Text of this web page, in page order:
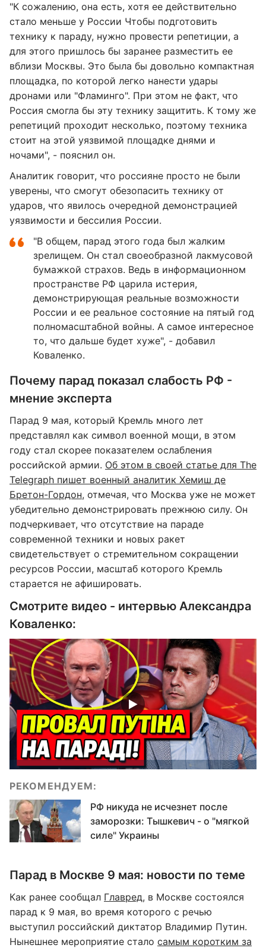
"К сожалению, она есть, хотя ее действительно
стало меньше у России Чтобы подготовить
технику к параду, нужно провести репетиции, а
для этого пришлось бы заранее разместить ее
вблизи Москвы. Это была бы довольно компактная
площадка, по которой легко нанести удары
дронами или "Фламинго". При этом не факт, что
Россия смогла бы эту технику защитить. К тому же
репетиций проходит несколько, поэтому техника
стоит на этой уязвимой площадке днями и
ночами", - пояснил он.
Аналитик говорит, что россияне просто не были
уверены, что смогут обезопасить технику от
ударов, что явилось очередной демонстрацией
уязвимости и бессилия России.
"В общем, парад этого года был жалким
зрелищем. Он стал своеобразной лакмусовой
бумажкой страхов. Ведь в информационном
пространстве РФ царила истерия,
демонстрирующая реальные возможности
России и ее реальное состояние на пятый год
полномасштабной войны. А самое интересное
то, что дальше будет хуже", - добавил
Коваленко.
Почему парад показал слабость РФ -
мнение эксперта
Парад 9 мая, который Кремль много лет
представлял как символ военной мощи, в этом
году стал скорее показателем ослабления
российской армии. Об этом в своей статье для The
Telegraph пишет военный аналитик Хемиш де
Бретон-Гордон, отмечая, что Москва уже не может
убедительно демонстрировать прежнюю силу. Он
подчеркивает, что отсутствие на параде
современной техники и новых ракет
свидетельствует о стремительном сокращении
ресурсов России, масштаб которого Кремль
старается не афишировать.
Смотрите видео - интервью Александра
Коваленко:
РЕКОМЕНДУЕМ:
РФ никуда не исчезнет после
заморозки: Тышкевич - о "мягкой
силе" Украины
Парад в Москве 9 мая: новости по теме
Как ранее сообщал Главред, в Москве состоялся
парад к 9 мая, во время которого с речью
выступил российский диктатор Владимир Путин.
Нынешнее мероприятие стало самым коротким за